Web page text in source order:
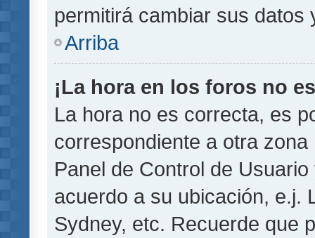
permitirá cambiar sus datos
Arriba
¡La hora en los foros no
La hora no es correcta, es
correspondiente a otra
Panel de Control de
acuerdo a su ubicación, e.j.
Sydney, etc. Recuerde que